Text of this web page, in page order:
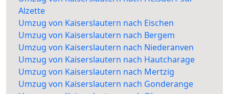
Alzette
Umzug von Kaiserslautern nach Eischen
Umzug von Kaiserslautern nach Bergem
Umzug von Kaiserslautern nach Niederanven
Umzug von Kaiserslautern nach Hautcharage
Umzug von Kaiserslautern nach Mertzig
Umzug von Kaiserslautern nach Gonderange